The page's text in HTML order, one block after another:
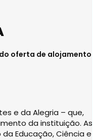
oferta de alojamento
e da Alegria – que,
da instituição. As
Educação, Ciência e